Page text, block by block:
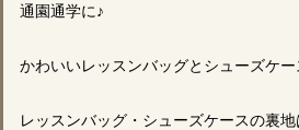
通園通学に♪
かわいいレッスンバッグとシューズケー
レッスンバッグ・シューズケースの裏